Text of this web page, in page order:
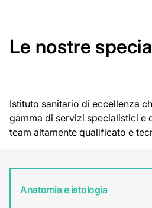
Le nostre
Istituto sanitario di eccellenza
gamma di servizi specialistici e
team altamente qualificato e
Anatomia e istologia